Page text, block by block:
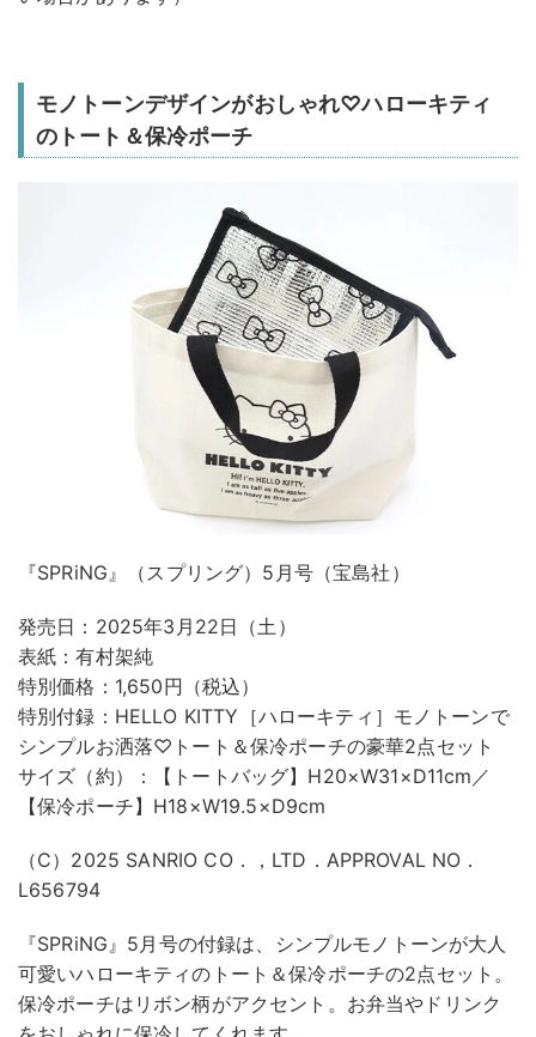
モノトーンデザインがおしゃれ♡ハローキティ
のトート＆保冷ポーチ
『SPRiNG』（スプリング）5月号（宝島社）
発売日：2025年3月22日（土）
表紙：有村架純
特別価格：1,650円（税込）
特別付録：HELLO KITTY［ハローキティ］モノトーンで
シンプルお洒落♡トート＆保冷ポーチの豪華2点セット
サイズ（約）：【トートバッグ】H20×W31×D11cm／
【保冷ポーチ】H18×W19.5×D9cm
（C）2025 SANRIO CO．，LTD．APPROVAL NO．
L656794
『SPRiNG』5月号の付録は、シンプルモノトーンが大人
可愛いハローキティのトート＆保冷ポーチの2点セット。
保冷ポーチはリボン柄がアクセント。お弁当やドリンク